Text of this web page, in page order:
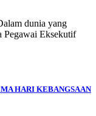
dunia yang
Pegawai Eksekutif
HARI KEBANGSAAN